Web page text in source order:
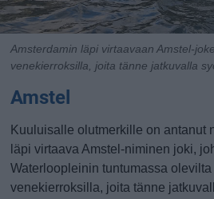
Amsterdamin läpi virtaavaan Amstel-
venekierroksilla, joita tänne jatkuvalla
Amstel
Kuuluisalle olutmerkille on antanut
läpi virtaava Amstel-niminen joki,
Waterloopleinin tuntumassa
venekierroksilla, joita tänne